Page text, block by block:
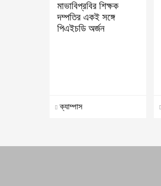
মাভাবিপ্রবির শিক্ষক
দম্পতির একই সঙ্গে
পিএইচডি অর্জন
ক্যাম্পাস